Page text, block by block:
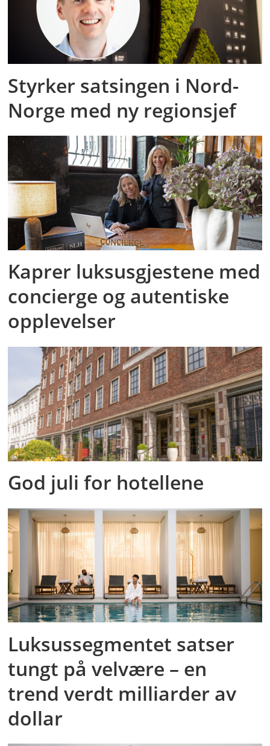
Styrker satsingen i Nord-
Norge med ny regionsjef
Kaprer luksusgjestene med
concierge og autentiske
opplevelser
God juli for hotellene
Luksussegmentet satser
tungt på velvære – en
trend verdt milliarder av
dollar